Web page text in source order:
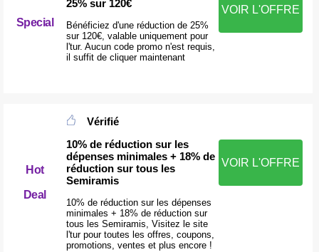
Special
25% sur 120€
Bénéficiez d'une réduction de 25%
sur 120€, valable uniquement pour
l'tur. Aucun code promo n'est requis,
il suffit de cliquer maintenant
VOIR L'OFFRE
Hot
Deal
Vérifié
10% de réduction sur les
dépenses minimales + 18% de
réduction sur tous les
Semiramis
10% de réduction sur les dépenses
minimales + 18% de réduction sur
tous les Semiramis, Visitez le site
l'tur pour toutes les offres, coupons,
promotions, ventes et plus encore !
VOIR L'OFFRE